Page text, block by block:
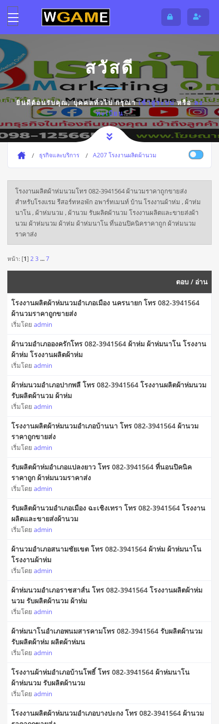
สวัสดี
ยินดีต้อนรับคุณ,บุคคลทั่วไปกรุณาเข้าสู่ระบบหรือลง
ทะเบียน
ธุรกิจและบริการ A207 โรงงานผลิตผ้านวม
โรงงานผลิตผ้าห่มนวมโทร 082-3941564 ผ้านวมราคาถูกขายส่ง
สำหรับโรงแรม รีสอร์ทหอพัก อพาร์ทเมนท์ บ้าน โรงงานผ้าห่ม , ผ้าห่ม
นาโน , ผ้าห่มนวม , ผ้านวม รับผลิตผ้านวม โรงงานผลิตและขายส่งผ้า
นวม ผ้าห่มนวม ผ้าห่ม ผ้าห่มนาโน ที่นอนปิคนิคราคาถูก ผ้าห่มนวม
ราคาส่ง
หน้า: [1] 2 3 ...7
ตอบ / อ่าน
โรงงานผลิตผ้าห่มนวมอำเภอเมือง นครนายก โทร 082-3941564
ผ้านวมราคาถูกขายส่ง
เริ่มโดย admin
ผ้านวมอำเภอองครักโทร 082-3941564 ผ้าห่ม ผ้าห่มนาโน โรงงาน
ผ้าห่ม โรงงานผลิตผ้าห่ม
เริ่มโดย admin
ผ้าห่มนวมอำเภอปากพลี โทร 082-3941564 โรงงานผลิตผ้าห่มนวม
รับผลิตผ้านวม ผ้าห่ม
เริ่มโดย admin
โรงงานผลิตผ้าห่มนวมอำเภอบ้านนา โทร 082-3941564 ผ้านวม
ราคาถูกขายส่ง
เริ่มโดย admin
รับผลิตผ้าห่มอำเภอแปลงยาว โทร 082-3941564 ที่นอนปิคนิค
ราคาถูก ผ้าห่มนวมราคาส่ง
เริ่มโดย admin
รับผลิตผ้านวมอำเภอเมือง ฉะเชิงเทรา โทร 082-3941564 โรงงาน
ผลิตและขายส่งผ้านวม
เริ่มโดย admin
ผ้านวมอำเภอสนามชัยเขต โทร 082-3941564 ผ้าห่ม ผ้าห่มนาโน
โรงงานผ้าห่ม
เริ่มโดย admin
ผ้าห่มนวมอำเภอราชสาส์น โทร 082-3941564 โรงงานผลิตผ้าห่ม
นวม รับผลิตผ้านวม ผ้าห่ม
เริ่มโดย admin
ผ้าห่มนาโนอำเภอพนมสารคามโทร 082-3941564 รับผลิตผ้านวม
รับผลิตผ้าห่ม ผลิตผ้าห่มน
เริ่มโดย admin
โรงงานผ้าห่มอำเภอบ้านโพธิ์ โทร 082-3941564 ผ้าห่มนาโน
ผ้าห่มนวม รับผลิตผ้านวม
เริ่มโดย admin
โรงงานผลิตผ้าห่มนวมอำเภอบางปะกง โทร 082-3941564 ผ้านวม